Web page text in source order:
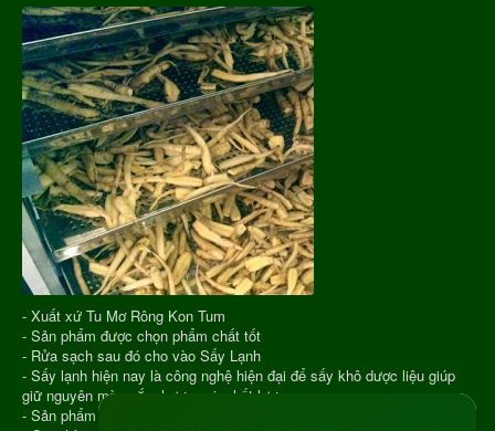
- Xuất xứ Tu Mơ Rông Kon Tum
- Sản phẩm được chọn phẩm chất tốt
- Rửa sạch sau đó cho vào Sấy Lạnh
- Sấy lạnh hiện nay là công nghệ hiện đại để sấy khô dược liệu giúp
giữ nguyên màu sắc, hương vị, chất lượng
- Sản phẩm hút chân không